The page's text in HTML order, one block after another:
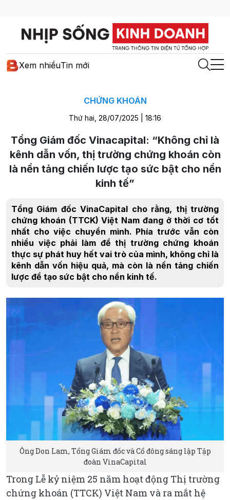
Xem nhiềuTin mới
CHỨNG KHOÁN
Thứ hai, 28/07/2025 | 18:16
Tổng Giám đốc Vinacapital: “Không chỉ là
kênh dẫn vốn, thị trường chứng khoán còn
là nền tảng chiến lược tạo sức bật cho nền
kinh tế”
Tổng Giám đốc VinaCapital cho rằng, thị trường
chứng khoán (TTCK) Việt Nam đang ở thời cơ tốt
nhất cho việc chuyển mình. Phía trước vẫn còn
nhiều việc phải làm để thị trường chứng khoán
thực sự phát huy hết vai trò của mình, không chỉ là
kênh dẫn vốn hiệu quả, mà còn là nền tảng chiến
lược để tạo sức bật cho nền kinh tế.
Ông Don Lam, Tổng Giám đốc và Cổ đông sáng lập Tập
đoàn VinaCapital
Trong Lễ kỷ niệm 25 năm hoạt động Thị trường
chứng khoán (TTCK) Việt Nam và ra mắt hệ